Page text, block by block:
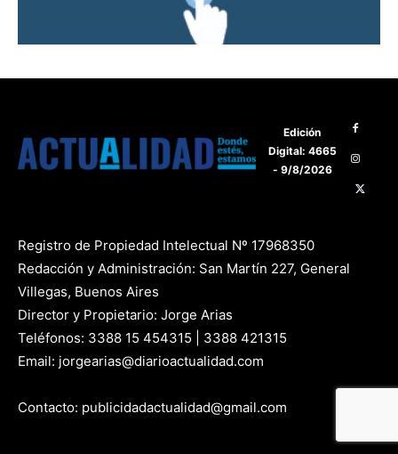
Edición
Digital: 4665
- 9/8/2026
Registro de Propiedad Intelectual Nº 17968350
Redacción y Administración: San Martín 227, General
Villegas, Buenos Aires
Director y Propietario: Jorge Arias
Teléfonos: 3388 15 454315 | 3388 421315
Email: jorgearias@diarioactualidad.com
Contacto: publicidadactualidad@gmail.com